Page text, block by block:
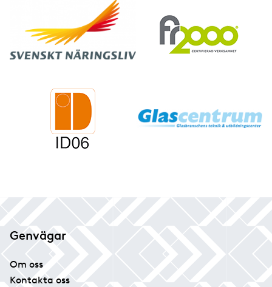
Genvägar
Om oss
Kontakta oss